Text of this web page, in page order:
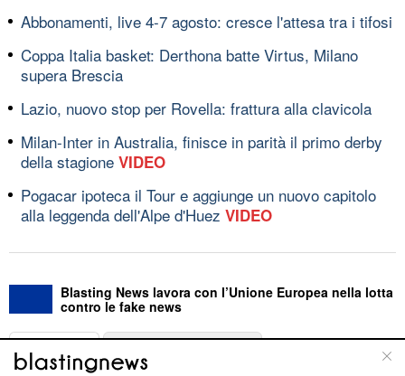
Abbonamenti, live 4-7 agosto: cresce l'attesa tra i tifosi
Coppa Italia basket: Derthona batte Virtus, Milano
supera Brescia
Lazio, nuovo stop per Rovella: frattura alla clavicola
Milan-Inter in Australia, finisce in parità il primo derby
della stagione VIDEO
Pogacar ipoteca il Tour e aggiunge un nuovo capitolo
alla leggenda dell'Alpe d'Huez VIDEO
Blasting News lavora con l’Unione Europea nella lotta
contro le fake news
ABOUT